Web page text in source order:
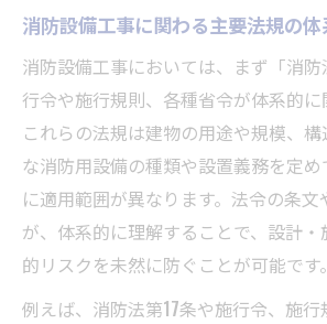
知識
工場や倉庫に必要な消防設
防火対象物の定義と消防設
囲
工場・倉庫の消火設備設置
消防設備工事で押さえるべ
ポイント
消防法17条と工場・倉庫の設
消防法施行規則から読み解く設
消防設備工事に関わる主要法規の
消防設備工事においては、まず「消
行令や施行規則、各種省令が体系的に
これらの法規は建物の用途や規模、
な消防用設備の種類や設置義務を定め
に適用範囲が異なります。法令の条
が、体系的に理解することで、設計
的リスクを未然に防ぐことが可能です。
例えば、消防法第17条や施行令、施